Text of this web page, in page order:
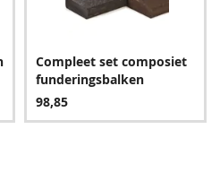
9,60
Compleet set composiet
funderingsbalken
98,85